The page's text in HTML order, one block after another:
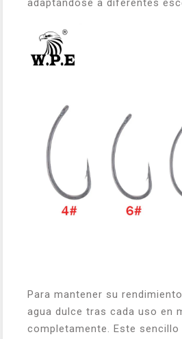
adaptándose a diferentes
Para mantener su
agua dulce tras cada uso en
completamente. Este